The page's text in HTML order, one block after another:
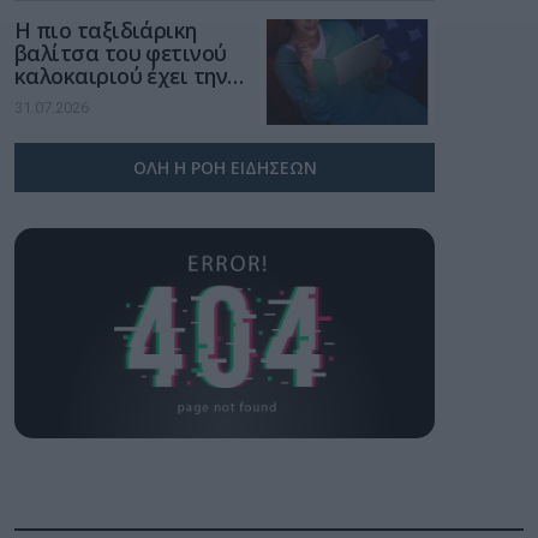
Η πιο ταξιδιάρικη
βαλίτσα του φετινού
καλοκαιριού έχει την
υπογραφή της Xiaomi
31.07.2026
ΟΛΗ Η ΡΟΗ ΕΙΔΗΣΕΩΝ